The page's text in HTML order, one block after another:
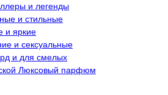
и легенды
и стильные
и яркие
и сексуальные
и для смелых
Люксовый парфюм